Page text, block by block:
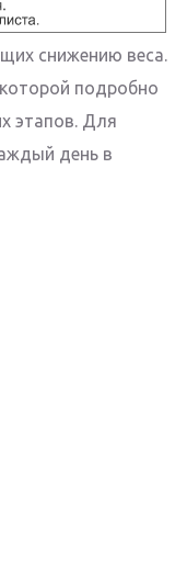
снижению веса.
подробно
этапов. Для
день в